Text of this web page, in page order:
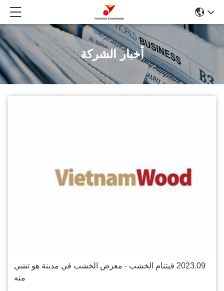
أخبار الشركة
2023.09 فيتنام الخشب - معرض الخشب في مدينة هو تشي
منه